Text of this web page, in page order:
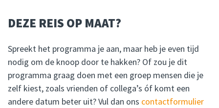
DEZE REIS OP MAAT?
Spreekt het programma je aan, maar heb je even tijd
nodig om de knoop door te hakken? Of zou je dit
programma graag doen met een groep mensen die je
zelf kiest, zoals vrienden of collega’s óf komt een
andere datum beter uit? Vul dan ons contactformulier